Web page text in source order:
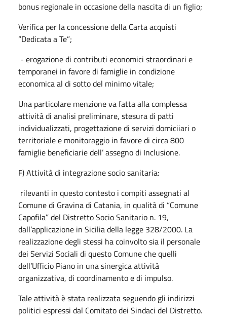
bonus regionale in occasione della nascita di un figlio;
Verifica per la concessione della Carta acquisti
“Dedicata a Te”;
- erogazione di contributi economici straordinari e
temporanei in favore di famiglie in condizione
economica al di sotto del minimo vitale;
Una particolare menzione va fatta alla complessa
attività di analisi preliminare, stesura di patti
individualizzati, progettazione di servizi domiciiari o
territoriale e monitoraggio in favore di circa 800
famiglie beneficiarie dell’ assegno di Inclusione.
F) Attività di integrazione socio sanitaria:
rilevanti in questo contesto i compiti assegnati al
Comune di Gravina di Catania, in qualità di “Comune
Capofila” del Distretto Socio Sanitario n. 19,
dall’applicazione in Sicilia della legge 328/2000. La
realizzazione degli stessi ha coinvolto sia il personale
dei Servizi Sociali di questo Comune che quelli
dell’Ufficio Piano in una sinergica attività
organizzativa, di coordinamento e di impulso.
Tale attività è stata realizzata seguendo gli indirizzi
politici espressi dal Comitato dei Sindaci del Distretto.